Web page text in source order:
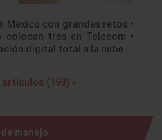
México con grandes retos •
tres en Telecom •
digital total a la nube
(193) »
manejo